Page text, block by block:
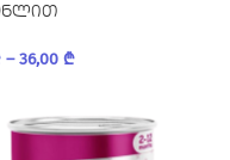
– 36,00₾